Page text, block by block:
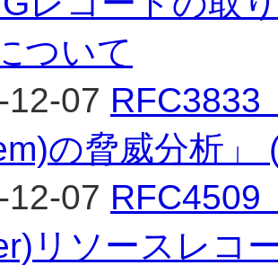
ついて
12-07 RFC3833
の脅威分析」
12-07 RFC4509
リソースレコ